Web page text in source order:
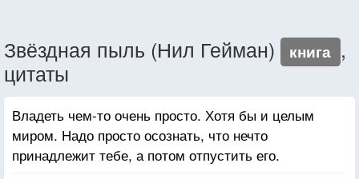
Звёздная пыль (Нил Гейман) книга ,
цитаты
Владеть чем-то очень просто. Хотя бы и целым
миром. Надо просто осознать, что нечто
принадлежит тебе, а потом отпустить его.